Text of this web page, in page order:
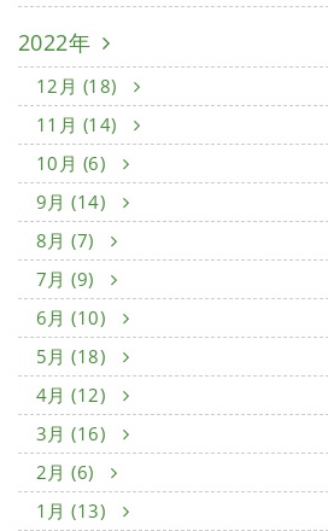
2022年
12月 (18)
11月 (14)
10月 (6)
9月 (14)
8月 (7)
7月 (9)
6月 (10)
5月 (18)
4月 (12)
3月 (16)
2月 (6)
1月 (13)